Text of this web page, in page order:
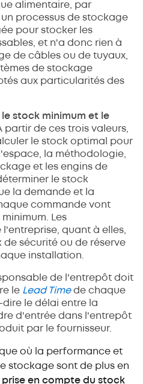
alimentaire, par
processus de stockage
pour stocker les
et n'a donc rien à
de câbles ou de tuyaux,
de stockage
aux particularités des
le stock minimum et le
partir de ces trois valeurs,
le stock optimal pour
la méthodologie,
et les engins de
le stock
la demande et la
commande vont
Les
quant à elles,
sécurité ou de réserve
installation.
de l'entrepôt doit
le Lead Timede chaque
le délai entre la
d'entrée dans l'entrepôt
par le fournisseur.
où la performance et
stockage sont de plus en
prise en compte du stock